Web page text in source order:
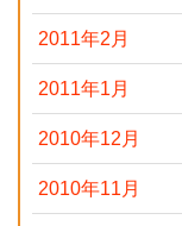
2011年2月
2011年1月
2010年12月
2010年11月